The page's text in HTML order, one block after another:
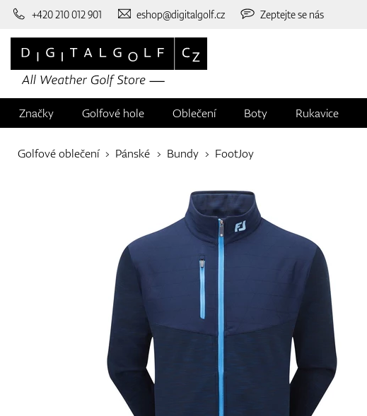
+420 210 012 901 eshop@digitalgolf.cz Zeptejte se nás
Značky Golfové hole Oblečení Boty Rukavice
Golfové oblečení Pánské Bundy FootJoy